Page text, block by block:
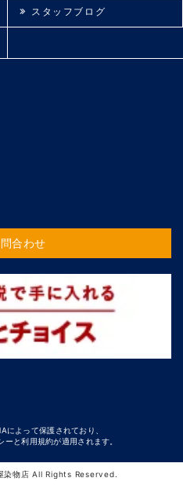
合わせ
スタッフブログ
によって保護されており、
ー と利用規約が適用されます。
物店 All Rights Reserved.